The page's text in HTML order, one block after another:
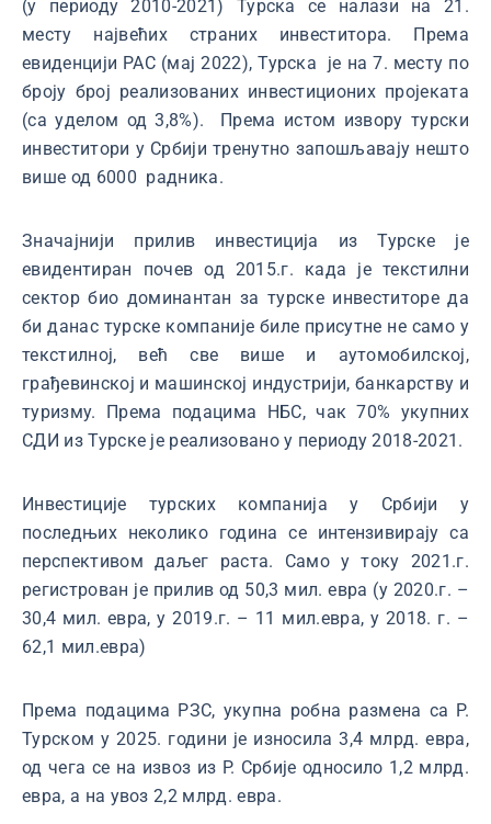
(у периоду 2010-2021) Турска се налази на 21.
месту највећих страних инвеститора. Према
евиденцији РАС (мај 2022), Турска је на 7. месту по
броју број реализованих инвестиционих пројеката
(са уделом од 3,8%). Према истом извору турски
инвеститори у Србији тренутно запошљавају нешто
више од 6000 радника.
Значајнији прилив инвестиција из Турске је
евидентиран почев од 2015.г. када је текстилни
сектор био доминантан за турске инвеститоре да
би данас турске компаније биле присутне не само у
текстилној, већ све више и аутомобилској,
грађевинској и машинској индустрији, банкарству и
туризму. Према подацима НБС, чак 70% укупних
СДИ из Турске је реализовано у периоду 2018-2021.
Инвестиције турских компанија у Србији у
последњих неколико година се интензивирају са
перспективом даљег раста. Само у току 2021.г.
регистрован је прилив од 50,3 мил. евра (у 2020.г. –
30,4 мил. евра, у 2019.г. – 11 мил.евра, у 2018. г. –
62,1 мил.евра)
Према подацима РЗС, укупна робна размена са Р.
Турском у 2025. години је износила 3,4 млрд. евра,
од чега се на извоз из Р. Србије односило 1,2 млрд.
евра, а на увоз 2,2 млрд. евра.